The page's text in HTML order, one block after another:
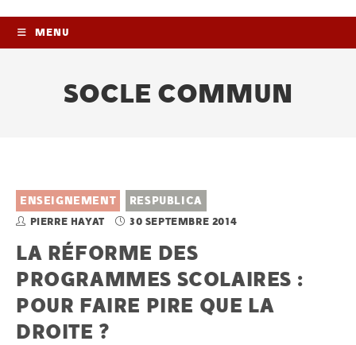
MENU
SOCLE COMMUN
ENSEIGNEMENT RESPUBLICA
PIERRE HAYAT 30 SEPTEMBRE 2014
LA RÉFORME DES
PROGRAMMES SCOLAIRES :
POUR FAIRE PIRE QUE LA
DROITE ?